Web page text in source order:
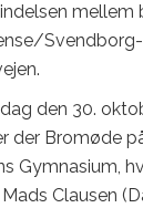
mellem
Svendborg-
den 30.
der Bromøde
Gymnasium,
Clausen